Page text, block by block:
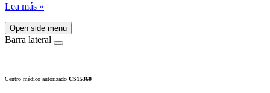
Lea más »
Open side menu
Barra lateral
Centro médico autorizado CS15360